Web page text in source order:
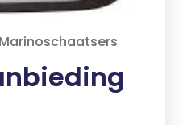
Marinoschaatsers